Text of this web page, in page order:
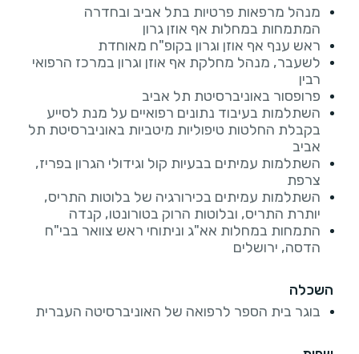
מנהל מרפאות פרטיות בתל אביב ובחדרה
המתמחות במחלות אף אוזן גרון
ראש ענף אף אוזן וגרון בקופ"ח מאוחדת
לשעבר, מנהל מחלקת אף אוזן וגרון במרכז הרפואי
רבין
פרופסור באוניברסיטת תל אביב
השתלמות בעיבוד נתונים רפואיים על מנת לסייע
בקבלת החלטות טיפוליות מיטביות באוניברסיטת תל
אביב
השתלמות עמיתים בבעיות קול וגידולי הגרון בפריז,
צרפת
השתלמות עמיתים בכירורגיה של בלוטות התריס,
יותרת התריס, ובלוטות הרוק בטורונטו, קנדה
התמחות במחלות אא"ג וניתוחי ראש צוואר בבי"ח
הדסה, ירושלים
השכלה
בוגר בית הספר לרפואה של האוניברסיטה העברית